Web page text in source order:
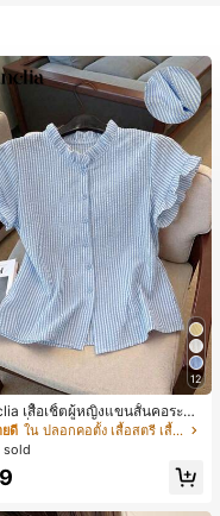
12
เสื้อเชิ้ตผู้หญิงแขนสั้นคอระบา
มเดี่ยวลายทาง
ดี
ใน ปลอกคอตั้ง เสื้อสตรี เสื้อเบลาส์ & Tee
sold